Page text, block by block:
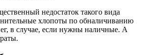
недостаток такого вида
хлопоты по обналичиванию
в случае, если нужны наличные. А